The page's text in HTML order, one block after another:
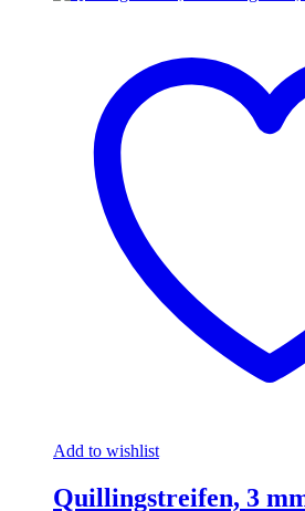
Add to wishlist
Quillingstreifen, 3